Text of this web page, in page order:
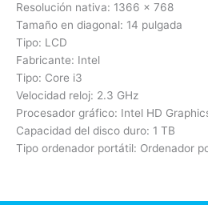
Resolución nativa: 1366 x 768
Tamaño en diagonal: 14 pulgada
Tipo: LCD
Fabricante: Intel
Tipo: Core i3
Velocidad reloj: 2.3 GHz
Procesador gráfico: Intel HD
Capacidad del disco duro: 1 TB
Tipo ordenador portátil: Ordenador